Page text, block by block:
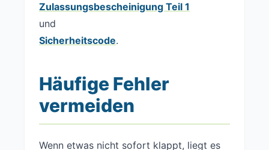
Zulassungsbescheinigung Teil 1
und
Sicherheitscode.
Häufige Fehler
vermeiden
Wenn etwas nicht sofort klappt, liegt es